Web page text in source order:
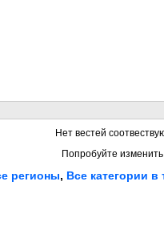
Нет вестей
Попробуйте
регионы, Все категории в